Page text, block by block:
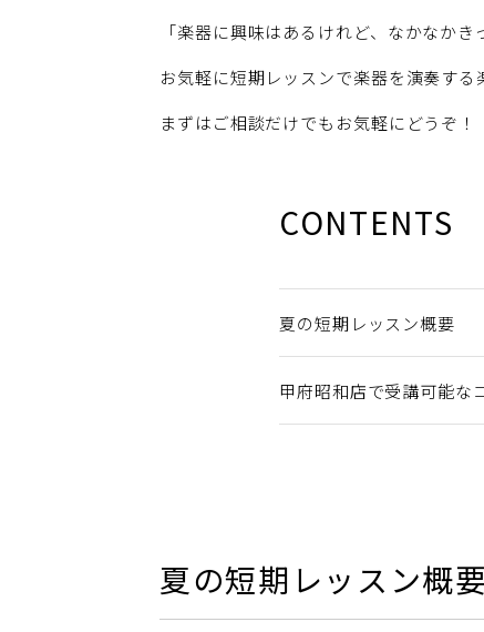
「楽器に興味はあるけれど、なかなか
お気軽に短期レッスンで楽器を演奏する
まずはご相談だけでもお気軽にどうぞ！
CONTENTS
夏の短期レッスン概要
甲府昭和店で受講可能な
夏の短期レッスン概要